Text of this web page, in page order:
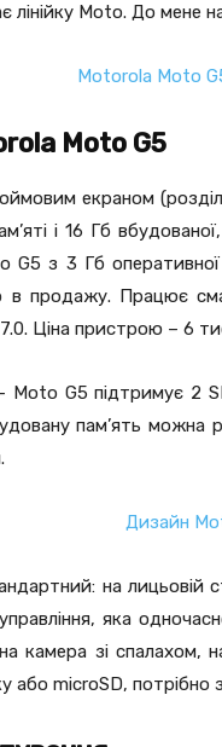
лінійку Moto. До
Moto G5
екраном
і 16 Гб
G5 з 3 Гб оперативної
продажу. Працює
Ціна пристрою – 6
Moto G5 підтримує 2
пам’ять
на лицьовій
яка
камера зі спалахом,
або microSD, потрібно